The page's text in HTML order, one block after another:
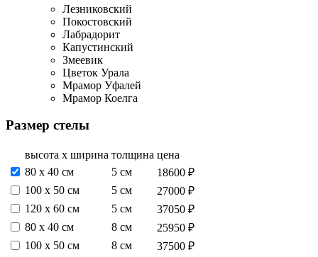
Лезниковский
Покостовский
Лабрадорит
Капустинский
Змеевик
Цветок Урала
Мрамор Уфалей
Мрамор Коелга
Размер стелы
высота х ширина толщина цена
80 х 40 см
5 см
18600 ₽
100 х 50 см
5 см
27000 ₽
120 х 60 см
5 см
37050 ₽
80 х 40 см
8 см
25950 ₽
100 х 50 см
8 см
37500 ₽